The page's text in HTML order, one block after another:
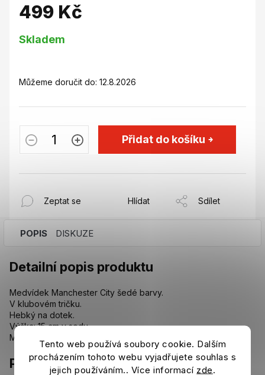
Tento web používá soubory cookie. Dalším
procházením tohoto webu vyjadřujete souhlas s
jejich používáním.. Více informací zde.
499 Kč
cena:
Skladem
Můžeme doručit do: 12.8.2026
Přidat do košíku
Zeptat se Hlídat Sdílet
POPIS DISKUZE
Detailní popis produktu
Medvídek Manchester City šedé barvy.
V klubovém tričku.
Hebký na dotek.
Výška: 15 cm v sedu.
Materiál: 100% polyester.
Parametry